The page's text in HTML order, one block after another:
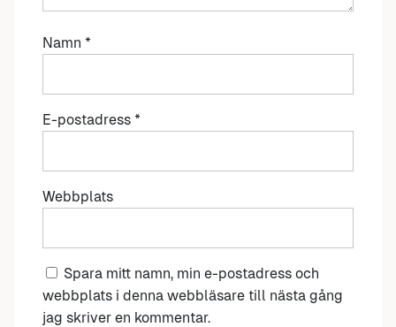
Namn *
E-postadress *
Webbplats
Spara mitt namn, min e-postadress och
webbplats i denna webbläsare till nästa gång
jag skriver en kommentar.